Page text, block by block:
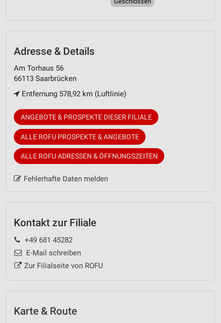
Adresse & Details
Am Torhaus 56
66113 Saarbrücken
Entfernung 578,92 km (Luftlinie)
ANGEBOTE & PROSPEKTE DIESER FILIALE
ALLE ROFU PROSPEKTE & ANGEBOTE
ALLE ROFU ADRESSEN & ÖFFNUNGSZEITEN
Fehlerhafte Daten melden
Kontakt zur Filiale
+49 681 45282
E-Mail schreiben
Zur Filialseite von ROFU
Karte & Route